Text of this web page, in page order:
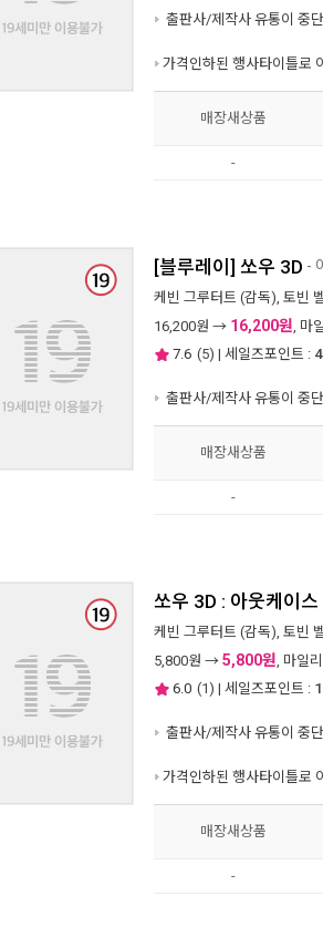
출판사/제작사 유통이 중
가격인하된 행사타이틀로
매장새상품
-
[블루레이] 쏘우 3D -
케빈 그루터트 (감독), 토빈 벨
16,200원 → 16,200원, 마
7.6 (5) | 세일즈포인트 :
출판사/제작사 유통이 중
매장새상품
-
쏘우 3D : 아웃케이스
케빈 그루터트 (감독), 토빈 벨
5,800원 → 5,800원, 마일리
6.0 (1) | 세일즈포인트 :
출판사/제작사 유통이 중
가격인하된 행사타이틀로
매장새상품
-